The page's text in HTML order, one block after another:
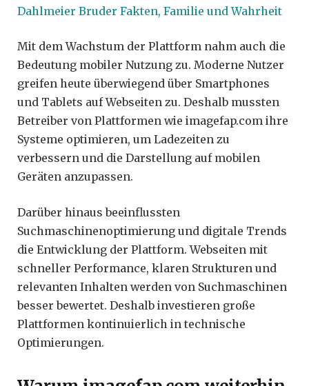
Dahlmeier Bruder Fakten, Familie und Wahrheit
Mit dem Wachstum der Plattform nahm auch die
Bedeutung mobiler Nutzung zu. Moderne Nutzer
greifen heute überwiegend über Smartphones
und Tablets auf Webseiten zu. Deshalb mussten
Betreiber von Plattformen wie imagefap.com ihre
Systeme optimieren, um Ladezeiten zu
verbessern und die Darstellung auf mobilen
Geräten anzupassen.
Darüber hinaus beeinflussten
Suchmaschinenoptimierung und digitale Trends
die Entwicklung der Plattform. Webseiten mit
schneller Performance, klaren Strukturen und
relevanten Inhalten werden von Suchmaschinen
besser bewertet. Deshalb investieren große
Plattformen kontinuierlich in technische
Optimierungen.